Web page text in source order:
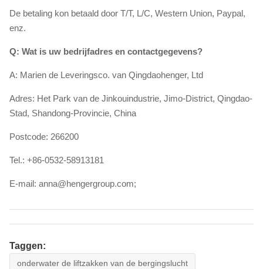
De betaling kon betaald door T/T, L/C, Western Union, Paypal,
enz.
Q: Wat is uw bedrijfadres en contactgegevens?
A: Marien de Leveringsco. van Qingdaohenger, Ltd
Adres: Het Park van de Jinkouindustrie, Jimo-District, Qingdao-
Stad, Shandong-Provincie, China
Postcode: 266200
Tel.: +86-0532-58913181
E-mail: anna@hengergroup.com;
Taggen:
onderwater de liftzakken van de bergingslucht